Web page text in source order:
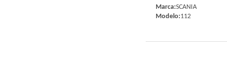
Marca:SCANIA
Modelo:112